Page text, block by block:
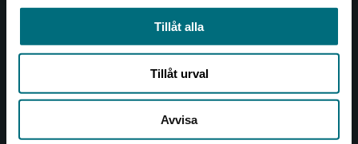
Tillåt alla
Tillåt urval
Avvisa
Köpvillkor
Allmänna länkar
Om oss